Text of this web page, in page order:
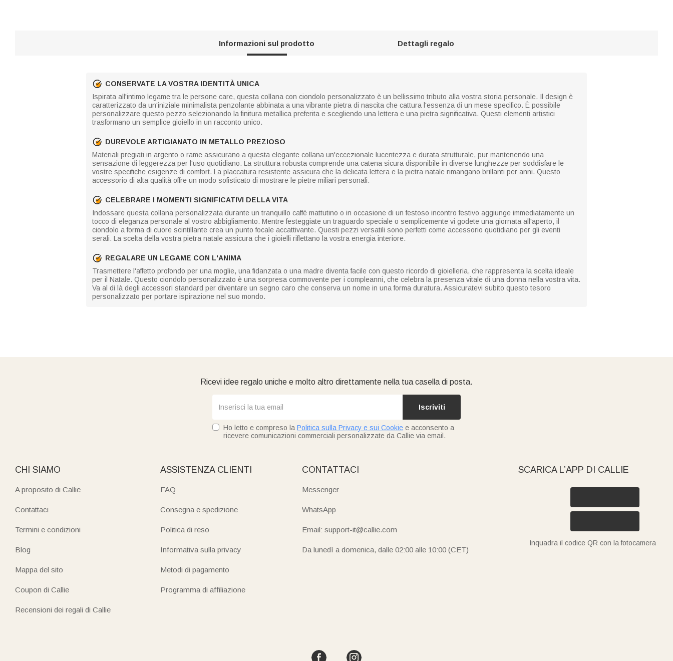
Informazioni sul prodotto Dettagli regalo
CONSERVATE LA VOSTRA IDENTITÀ UNICA
Ispirata all'intimo legame tra le persone care, questa collana con ciondolo personalizzato è un bellissimo tributo alla vostra storia personale. Il design è
caratterizzato da un'iniziale minimalista penzolante abbinata a una vibrante pietra di nascita che cattura l'essenza di un mese specifico. È possibile
personalizzare questo pezzo selezionando la finitura metallica preferita e scegliendo una lettera e una pietra significativa. Questi elementi artistici
trasformano un semplice gioiello in un racconto unico.
DUREVOLE ARTIGIANATO IN METALLO PREZIOSO
Materiali pregiati in argento o rame assicurano a questa elegante collana un'eccezionale lucentezza e durata strutturale, pur mantenendo una
sensazione di leggerezza per l'uso quotidiano. La struttura robusta comprende una catena sicura disponibile in diverse lunghezze per soddisfare le
vostre specifiche esigenze di comfort. La placcatura resistente assicura che la delicata lettera e la pietra natale rimangano brillanti per anni. Questo
accessorio di alta qualità offre un modo sofisticato di mostrare le pietre miliari personali.
CELEBRARE I MOMENTI SIGNIFICATIVI DELLA VITA
Indossare questa collana personalizzata durante un tranquillo caffè mattutino o in occasione di un festoso incontro festivo aggiunge immediatamente un
tocco di eleganza personale al vostro abbigliamento. Mentre festeggiate un traguardo speciale o semplicemente vi godete una giornata all'aperto, il
ciondolo a forma di cuore scintillante crea un punto focale accattivante. Questi pezzi versatili sono perfetti come accessorio quotidiano per gli eventi
serali. La scelta della vostra pietra natale assicura che i gioielli riflettano la vostra energia interiore.
REGALARE UN LEGAME CON L'ANIMA
Trasmettere l'affetto profondo per una moglie, una fidanzata o una madre diventa facile con questo ricordo di gioielleria, che rappresenta la scelta ideale
per il Natale. Questo ciondolo personalizzato è una sorpresa commovente per i compleanni, che celebra la presenza vitale di una donna nella vostra vita.
Va al di là degli accessori standard per diventare un segno caro che conserva un nome in una forma duratura. Assicuratevi subito questo tesoro
personalizzato per portare ispirazione nel suo mondo.
Ricevi idee regalo uniche e molto altro direttamente nella tua casella di posta.
Iscriviti
Ho letto e compreso la Politica sulla Privacy e sui Cookie e acconsento a
ricevere comunicazioni commerciali personalizzate da Callie via email.
CHI SIAMO
A proposito di Callie
Contattaci
Termini e condizioni
Blog
Mappa del sito
Coupon di Callie
Recensioni dei regali di Callie
ASSISTENZA CLIENTI
FAQ
Consegna e spedizione
Politica di reso
Informativa sulla privacy
Metodi di pagamento
Programma di affiliazione
CONTATTACI
Messenger
WhatsApp
Email: support-it@callie.com
Da lunedì a domenica, dalle 02:00 alle 10:00 (CET)
SCARICA L’APP DI CALLIE
Inquadra il codice QR con la fotocamera